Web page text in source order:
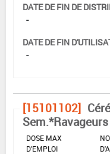
DATE DE FIN DE
-
DATE DE FIN
-
[15101102]
DOSE MAX
D'EMPLOI